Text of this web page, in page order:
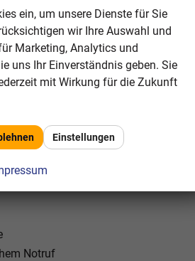
Notruf
ein, um unsere Dienste für Sie
wir Ihre Auswahl und
Marketing, Analytics und
uns Ihr Einverständnis geben. Sie
mit Wirkung für die Zukunft
Einstellungen